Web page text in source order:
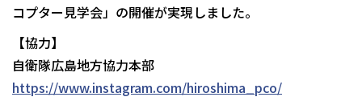
コプター見学会」の開催が実現しました。
【協力】
自衛隊広島地方協力本部
https://www.instagram.com/hiroshima_pco/